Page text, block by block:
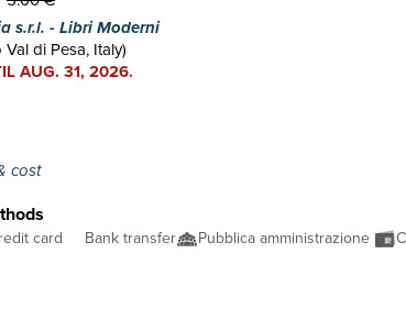
s.r.l. - Libri Moderni
di Pesa, Italy)
AUG. 31, 2026.
cost
card Bank transfer Pubblica amministrazione